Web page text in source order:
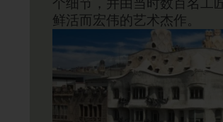
个细节，并由当时数百名工
鲜活而宏伟的艺术杰作。